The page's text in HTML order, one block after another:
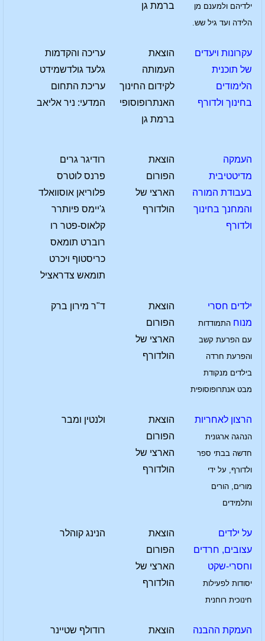
ילדיהם ולמענם מן
הלידה ועד גיל שש.
ברמת גן
עקרונות ויעדים
של תוכנית
הלימודים
בחינוך ולדורף
הוצאת
העמותה
לקידום החינוך
האנתרופוסופי
ברמת גן
עריכה והקדמות
גלעד גולדשמידט
עריכת התחום
המדעי: ניר אליאב
העמקה
מדיטטיבית
בעבודת המורה
והמחנך בחינוך
ולדורף
הוצאת
הפורום
הארצי של
הולדורף
רודיגר גרים
פרנס לוטרס
פלוריאן אוסוואלד
ג'יימס פיותרר
קלאוס-פטר רו
רוברט תומאס
כריסטוף ויכרט
תומאש צדראציל
ילדים חסרי
מנוח התמודדות
עם הפרעת קשב
והפרעת חרדה
בילדים מנקודת
מבט אנתרופוסופית
הוצאת
הפורום
הארצי של
הולדורף
ד"ר מירון ברק
הרצון לאחריות
הנהגה ארגונית
חדשה בבתי ספר
ולדורף, על ידי
מורים, הורים
ותלמידים
הוצאת
הפורום
הארצי של
הולדורף
ולנטין ומבר
על ילדים
עצובים, חרדים
וחסרי-שקט
יסודות לפעילות
חינוכית רוחנית
הוצאת
הפורום
הארצי של
הולדורף
הנינג קוהלר
העמקת ההבנה
הוצאת
רודולף שטיינר